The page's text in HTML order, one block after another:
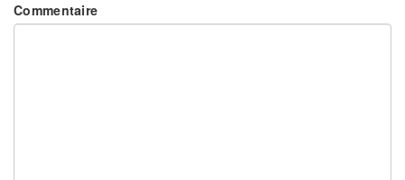
Commentaire